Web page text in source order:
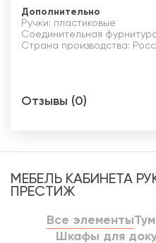
Дополнительно
Ручки: пластиковые
Соединительная
Страна производства:
Отзывы (0)
МЕБЕЛЬ КАБИНЕТА
ПРЕСТИЖ
Все элементы
Шкафы для